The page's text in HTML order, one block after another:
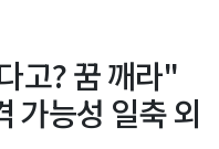
고? 꿈 깨라"
가능성 일축 외